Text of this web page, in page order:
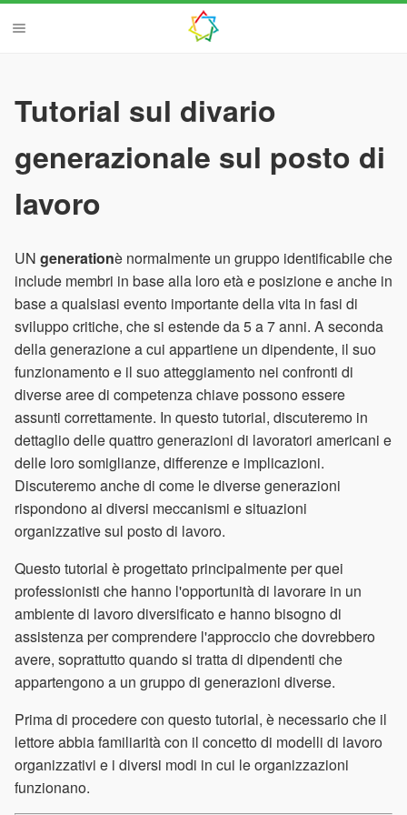
Tutorial sul divario
generazionale sul posto di
lavoro
UN generationè normalmente un gruppo identificabile che
include membri in base alla loro età e posizione e anche in
base a qualsiasi evento importante della vita in fasi di
sviluppo critiche, che si estende da 5 a 7 anni. A seconda
della generazione a cui appartiene un dipendente, il suo
funzionamento e il suo atteggiamento nei confronti di
diverse aree di competenza chiave possono essere
assunti correttamente. In questo tutorial, discuteremo in
dettaglio delle quattro generazioni di lavoratori americani e
delle loro somiglianze, differenze e implicazioni.
Discuteremo anche di come le diverse generazioni
rispondono ai diversi meccanismi e situazioni
organizzative sul posto di lavoro.
Questo tutorial è progettato principalmente per quei
professionisti che hanno l'opportunità di lavorare in un
ambiente di lavoro diversificato e hanno bisogno di
assistenza per comprendere l'approccio che dovrebbero
avere, soprattutto quando si tratta di dipendenti che
appartengono a un gruppo di generazioni diverse.
Prima di procedere con questo tutorial, è necessario che il
lettore abbia familiarità con il concetto di modelli di lavoro
organizzativi e i diversi modi in cui le organizzazioni
funzionano.